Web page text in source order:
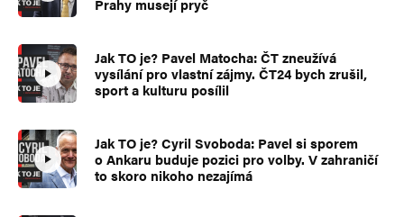
Prahy musejí pryč
Jak TO je? Pavel Matocha: ČT zneužívá
vysílání pro vlastní zájmy. ČT24 bych zrušil,
sport a kulturu posílil
Jak TO je? Cyril Svoboda: Pavel si sporem
o Ankaru buduje pozici pro volby. V zahraničí
to skoro nikoho nezajímá